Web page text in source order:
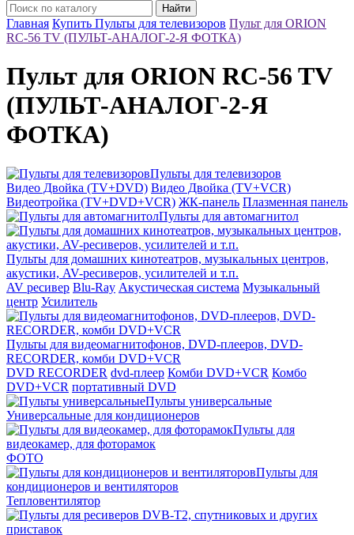
Найти
Главная Купить Пульты для телевизоров Пульт для ORION
RC-56 TV (ПУЛЬТ-АНАЛОГ-2-Я ФОТКА)
Пульт для ORION RC-56 TV
(ПУЛЬТ-АНАЛОГ-2-Я
ФОТКА)
Пульты для телевизоров
Видео Двойка (TV+DVD) Видео Двойка (TV+VCR)
Видеотройка (TV+DVD+VCR) ЖК-панель Плазменная панель
Пульты для автомагнитол
Пульты для домашних кинотеатров, музыкальных центров,
акустики, AV-ресиверов, усилителей и т.п.
AV ресивер Blu-Ray Акустическая система Музыкальный
центр Усилитель
Пульты для видеомагнитофонов, DVD-плееров, DVD-
RECORDER, комби DVD+VCR
DVD RECORDER dvd-плеер Комби DVD+VCR Комбо
DVD+VCR портативный DVD
Пульты универсальные
Универсальные для кондиционеров
Пульты для
видеокамер, для фоторамок
ФОТО
Пульты для
кондиционеров и вентиляторов
Тепловентилятор